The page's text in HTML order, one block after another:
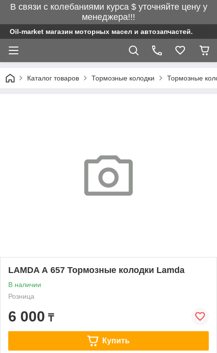
В связи с колебаниями курса $ уточняйте цену у
менеджера!!!
Oil-market магазин моторных масел и автозапчастей.
Каталог товаров Тормозные колодки Тормозные
LAMDA А 657 Тормозные колодки Lamda
В наличии
Розница
6 000 ₸
Купить